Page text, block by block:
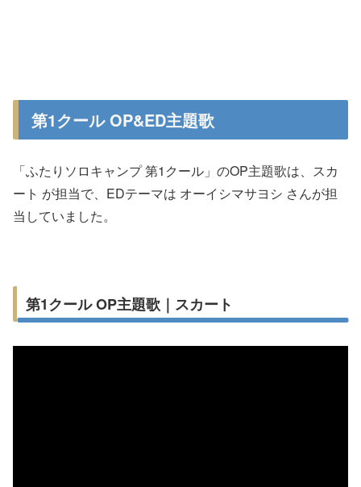
第1クール OP&ED主題歌
「ふたりソロキャンプ 第1クール」のOP主題歌は、スカ
ート が担当で、EDテーマは オーイシマサヨシ さんが担
当していました。
第1クール OP主題歌｜スカート